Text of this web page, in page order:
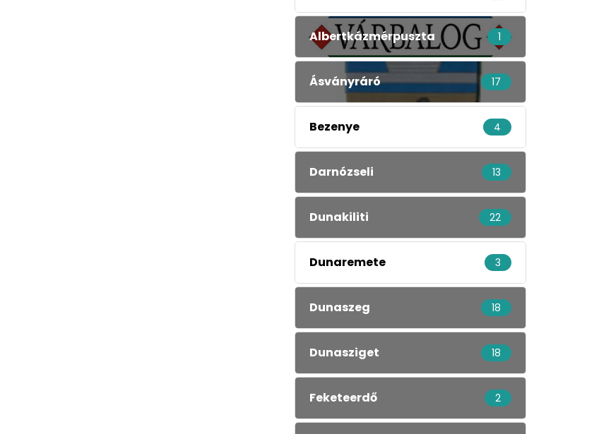
Albertkázmérpuszta 1
Ásványráró 17
Bezenye 4
Darnózseli 13
Dunakiliti 22
Dunaremete 3
Dunaszeg 18
Dunasziget 18
Feketeerdő 2